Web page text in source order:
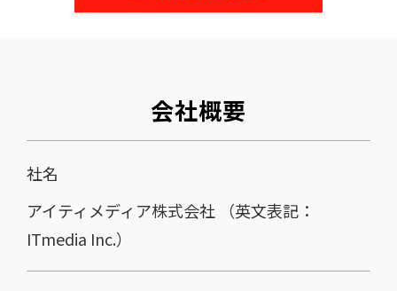
会社概要
社名
アイティメディア株式会社 （英文表記：
ITmedia Inc.）